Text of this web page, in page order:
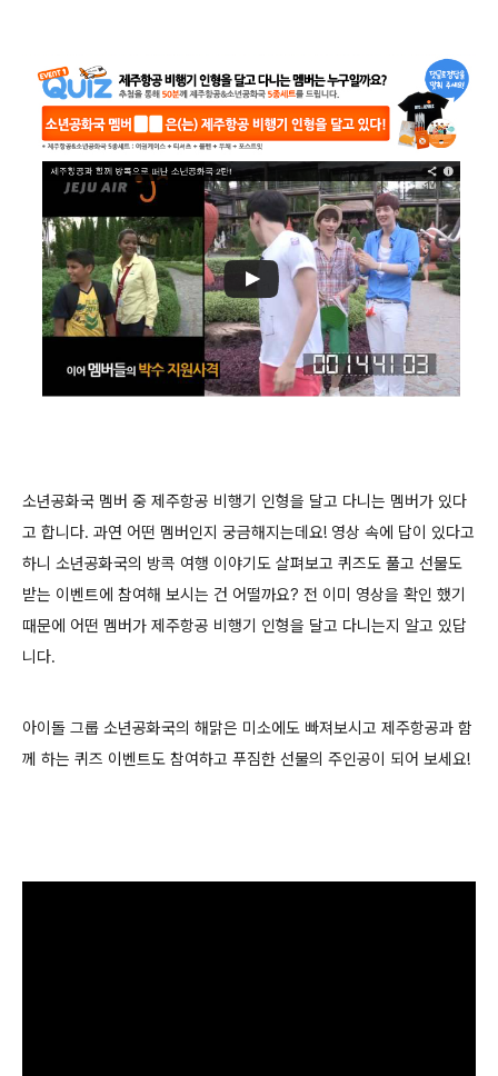
소년공화국 멤버 중 제주항공 비행기 인형을 달고 다니는 멤버가 있다
고 합니다. 과연 어떤 멤버인지 궁금해지는데요! 영상 속에 답이 있다고
하니 소년공화국의 방콕 여행 이야기도 살펴보고 퀴즈도 풀고 선물도
받는 이벤트에 참여해 보시는 건 어떨까요? 전 이미 영상을 확인 했기
때문에 어떤 멤버가 제주항공 비행기 인형을 달고 다니는지 알고 있답
니다.
아이돌 그룹 소년공화국의 해맑은 미소에도 빠져보시고 제주항공과 함
께 하는 퀴즈 이벤트도 참여하고 푸짐한 선물의 주인공이 되어 보세요!